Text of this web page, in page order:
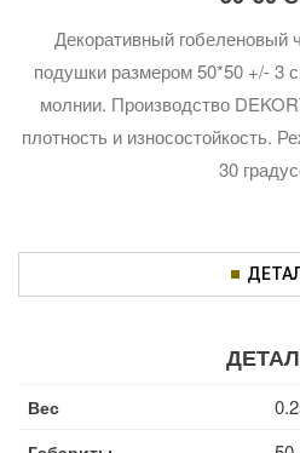
Декоративный гобеленовый
подушки размером 50*50 +/- 3
молнии. Производство
плотность и износостойкость.
30
Вес